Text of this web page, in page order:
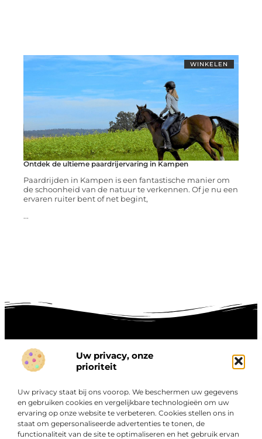
Uw privacy, onze
prioriteit
Uw privacy staat bij ons voorop. We beschermen uw gegevens
en gebruiken cookies en vergelijkbare technologieën om uw
ervaring op onze website te verbeteren. Cookies stellen ons in
staat om gepersonaliseerde advertenties te tonen, de
functionaliteit van de site te optimaliseren en het gebruik ervan
WINKELEN
Ontdek de ultieme paardrijervaring in Kampen
Paardrijden in Kampen is een fantastische manier om
de schoonheid van de natuur te verkennen. Of je nu een
ervaren ruiter bent of net begint,
...
Over
Bedrijf
“Ontdek een wereld van boeiende blogs en artikelen die
je zowel inspireren als informeren.”
Bij Exclusiefbedrijf.nl draait alles om het leveren van
Onze informatie